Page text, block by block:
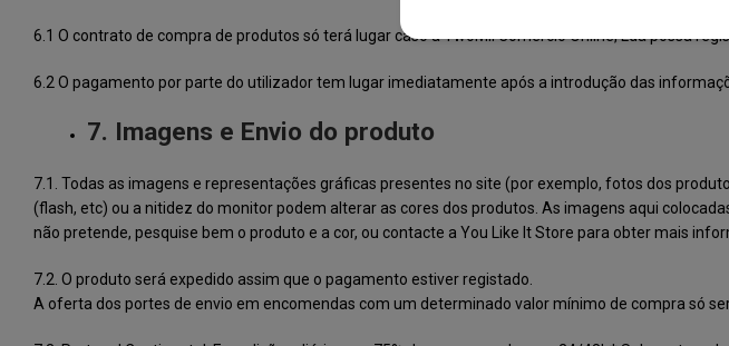
6.1 O contrato de compra de produtos só terá lugar caso a TwoMii Comercio Online, Lda possa
6.2 O pagamento por parte do utilizador tem lugar imediatamente após a introdução das
7. Imagens e Envio do produto
7.1. Todas as imagens e representações gráficas presentes no site (por exemplo, fotos dos
(flash, etc) ou a nitidez do monitor podem alterar as cores dos produtos. As imagens aqui
não pretende, pesquise bem o produto e a cor, ou contacte a You Like It Store para obter mais
7.2. O produto será expedido assim que o pagamento estiver registado.
A oferta dos portes de envio em encomendas com um determinado valor mínimo de compra só